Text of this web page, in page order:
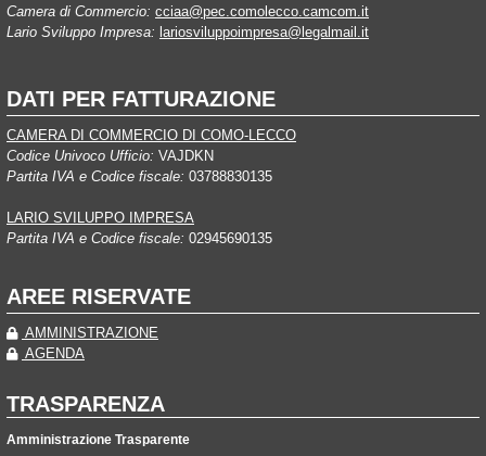
Camera di Commercio: cciaa@pec.comolecco.camcom.it
Lario Sviluppo Impresa: lariosviluppoimpresa@legalmail.it
DATI PER FATTURAZIONE
CAMERA DI COMMERCIO DI COMO-LECCO
Codice Univoco Ufficio: VAJDKN
Partita IVA e Codice fiscale: 03788830135
LARIO SVILUPPO IMPRESA
Partita IVA e Codice fiscale: 02945690135
AREE RISERVATE
AMMINISTRAZIONE
AGENDA
TRASPARENZA
Amministrazione Trasparente